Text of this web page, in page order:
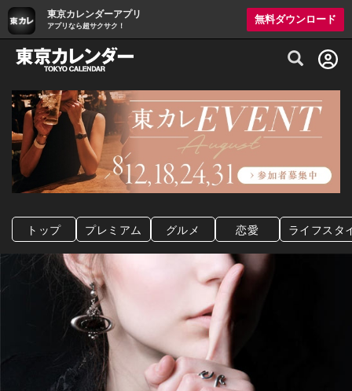
東京カレンダーアプリ
アプリなら超サクサク！
無料ダウンロード
グルメ情報・プレミアムレストラン予約
トップ プレミアム グルメ 恋愛 ライフスタ